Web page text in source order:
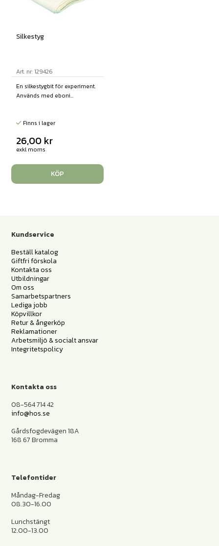
Silkestyg
Art. nr: 129426
En silkestygbit för experiment.
Används med eboni...
Finns i lager
26,00 kr
exkl moms
KÖP
Kundservice
Beställ katalog
Giftfri förskola
Kontakta oss
Utbildningar
Om oss
Samarbetspartners
Lediga jobb
Köpvillkor
Retur & ångerköp
Reklamationer
Arbetsmiljö & socialt ansvar
Integritetspolicy
Kontakta oss
08-564 714 42
info@hos.se
Gårdsfogdevägen 18A
168 67 Bromma
Telefontider
Måndag-Fredag
08.30-16.00
Lunchstängt
12.00-13.00